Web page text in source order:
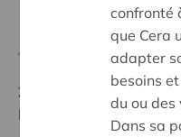
Een té gek
Ziel:
Une société
barrières
confronté
que Cera
adapter
besoins
du ou des
Dans sa